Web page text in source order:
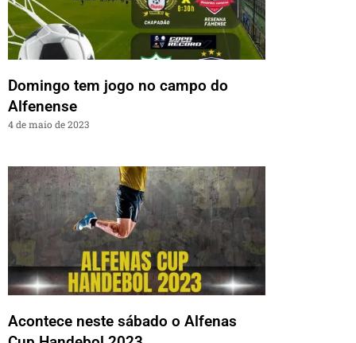
Domingo tem jogo no campo do
Alfenense
4 de maio de 2023
Acontece neste sábado o Alfenas